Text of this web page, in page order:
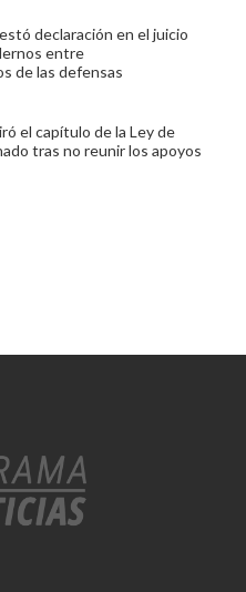
declaración en el juicio
entre
de las defensas
el capítulo de la Ley de
tras no reunir los apoyos